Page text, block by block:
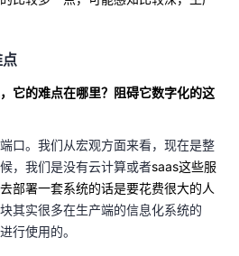
它的难点在哪里？阻碍它数字化的这
口。我们从宏观方面来看，现在是整
，我们是没有云计算或者saas这些服
部署一套系统的话是要花费很大的人
其实很多在生产端的信息化系统的
行使用的。